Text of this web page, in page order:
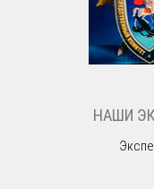
НАШИ